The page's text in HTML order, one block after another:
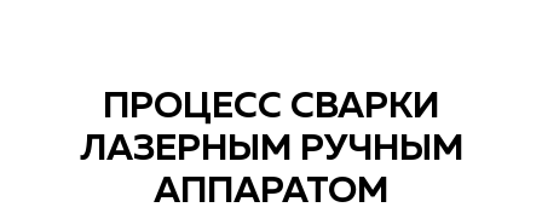
ПРОЦЕСС СВАРКИ
ЛАЗЕРНЫМ РУЧНЫМ
АППАРАТОМ